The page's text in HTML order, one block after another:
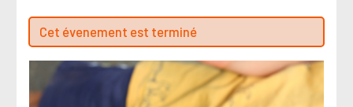
Cet évenement est terminé